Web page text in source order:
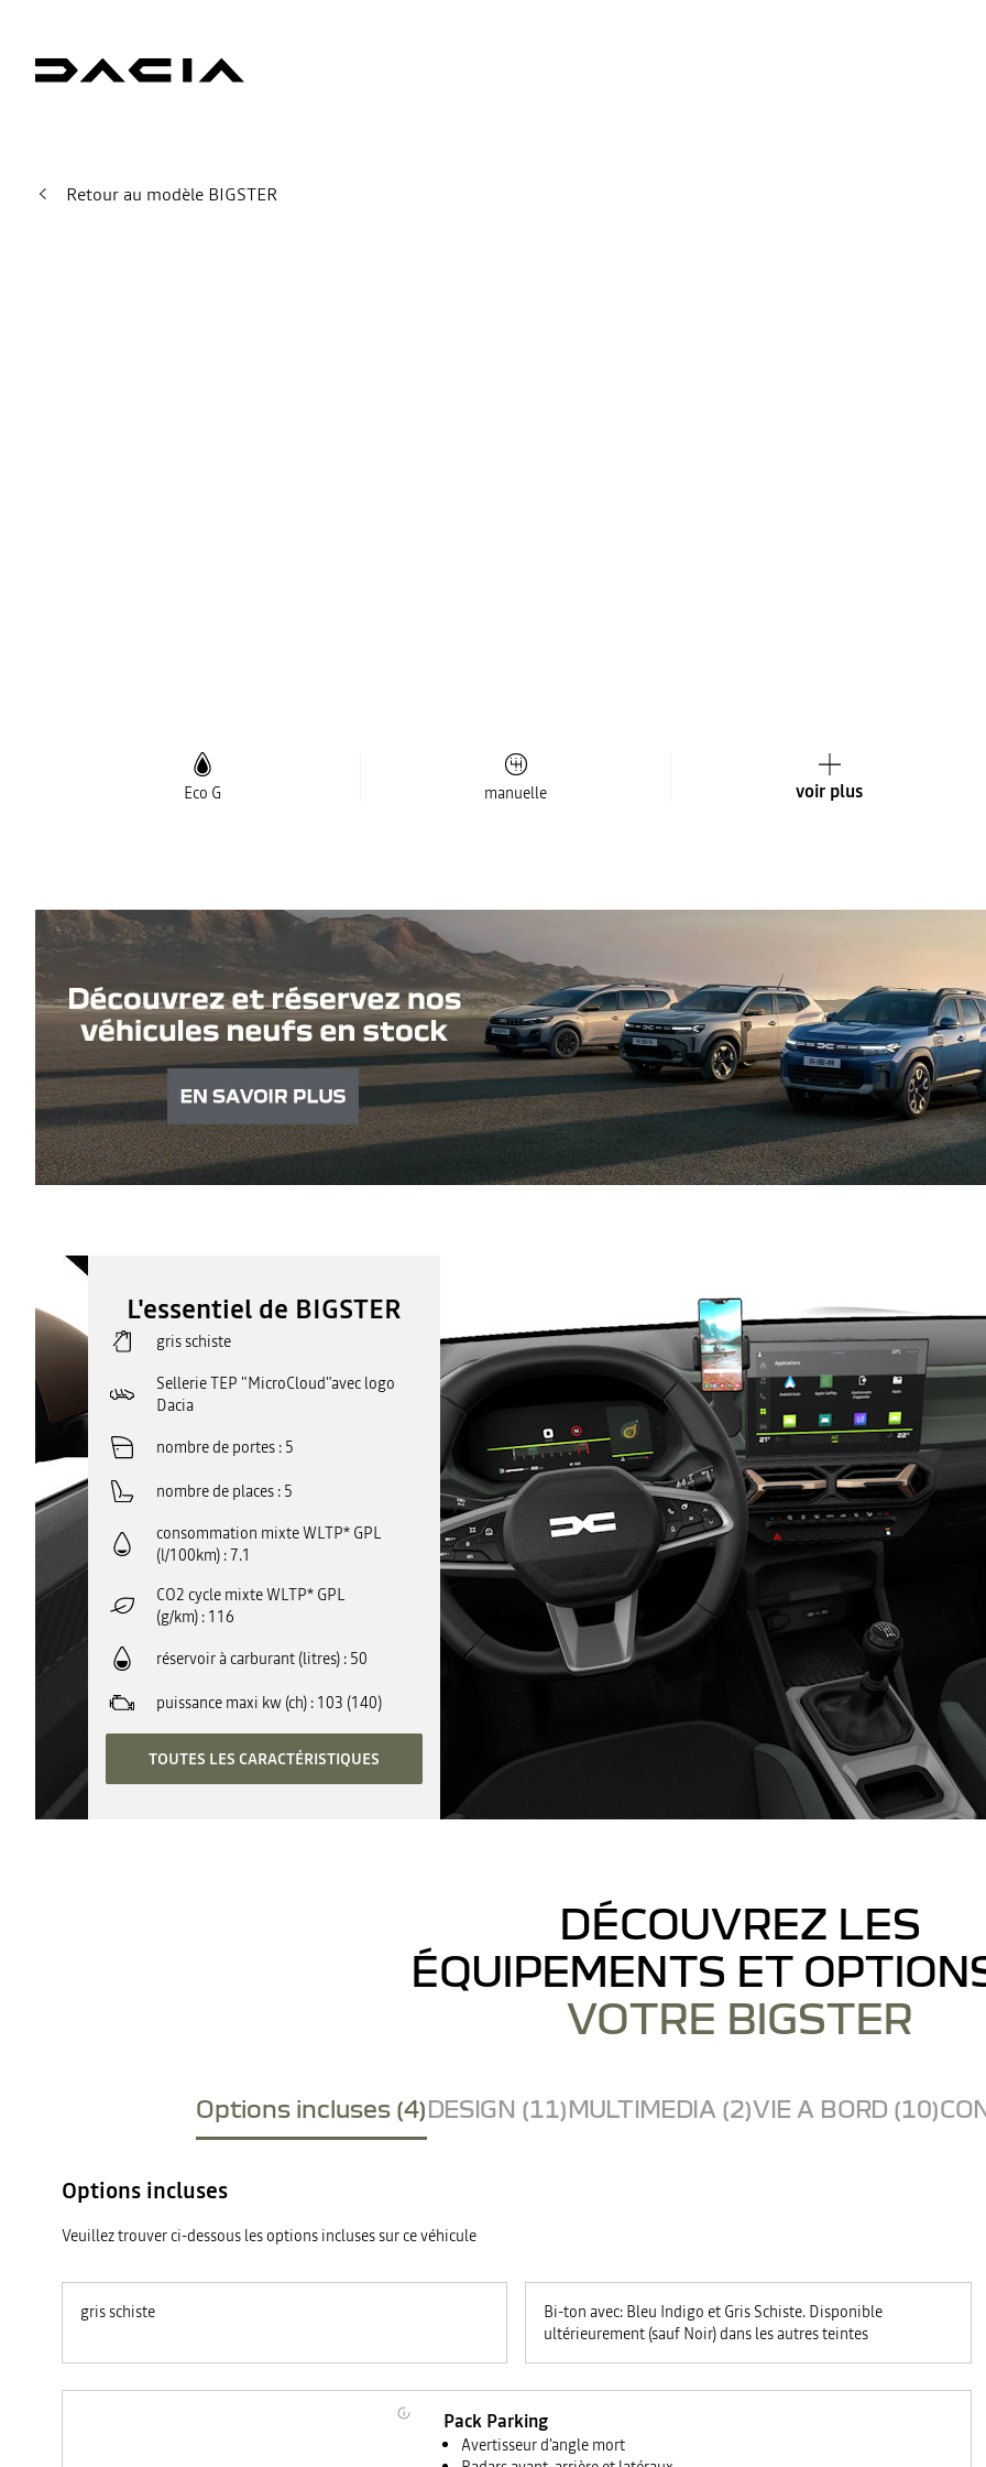
Retour au modèle BIGSTER
Eco G manuelle voir plus
L'essentiel de BIGSTER
gris schiste
Sellerie TEP "MicroCloud"avec logo
Dacia
nombre de portes 5
nombre de places 5
consommation mixte WLTP* GPL
(l/100km) 7.1
CO2 cycle mixte WLTP* GPL
(g/km) 116
réservoir à carburant (litres) 50
puissance maxi kw (ch) 103 (140)
TOUTES LES CARACTÉRISTIQUES
DÉCOUVREZ LES
ÉQUIPEMENTS ET
VOTRE BIGSTER
Options incluses (4)DESIGN (11)MULTIMEDIA (2)VIE A BORD (10)
Options incluses
Veuillez trouver ci-dessous les options incluses sur ce véhicule
gris schiste
Bi-ton avec: Bleu Indigo et Gris Schiste. Disponible
ultérieurement (sauf Noir) dans les autres teintes
Pack Parking
Avertisseur d'angle mort